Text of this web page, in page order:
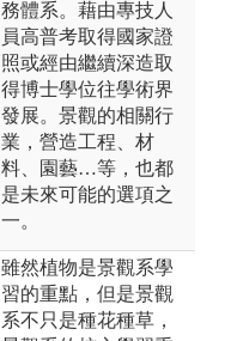
務體系。藉由專技人
員高普考取得國家證
照或經由繼續深造取
得博士學位往學術界
發展。景觀的相關行
業，營造工程、材
料、園藝…等，也都
是未來可能的選項之
一。
雖然植物是景觀系學
習的重點，但是景觀
系不只是種花種草，